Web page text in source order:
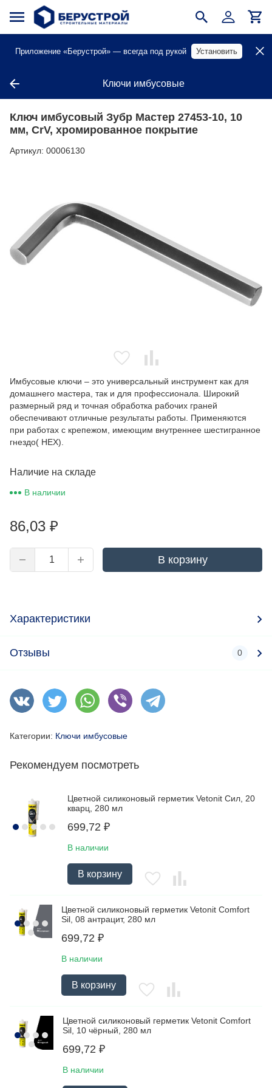
Приложение «Берустрой» — всегда под рукой Установить
Ключи имбусовые
Ключ имбусовый Зубр Мастер 27453-10, 10
мм, CrV, хромированное покрытие
Артикул: 00006130
Имбусовые ключи – это универсальный инструмент как для
домашнего мастера, так и для профессионала. Широкий
размерный ряд и точная обработка рабочих граней
обеспечивают отличные результаты работы. Применяются
при работах с крепежом, имеющим внутреннее шестигранное
гнездо( HEX).
Наличие на складе
В наличии
86,03 ₽
В корзину
Характеристики
Отзывы 0
Категории: Ключи имбусовые
Рекомендуем посмотреть
Цветной силиконовый герметик Vetonit Сил, 20
кварц, 280 мл
699,72 ₽
В наличии
В корзину
Цветной силиконовый герметик Vetonit Comfort
Sil, 08 антрацит, 280 мл
699,72 ₽
В наличии
В корзину
Цветной силиконовый герметик Vetonit Comfort
Sil, 10 чёрный, 280 мл
699,72 ₽
В наличии